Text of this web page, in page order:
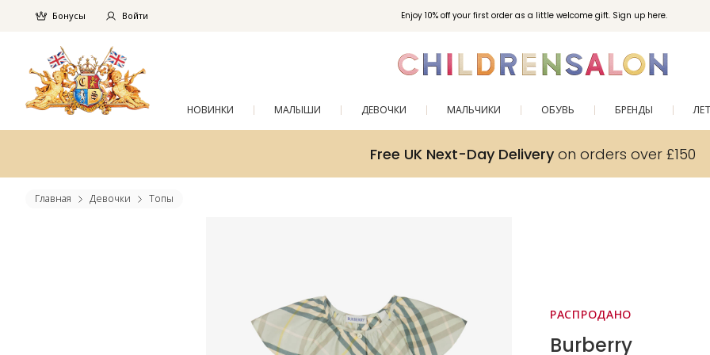
Enjoy 10% off your first order as a little welcome gift. Sign up here.
Бонусы Войти
НОВИНКИ МАЛЫШИ ДЕВОЧКИ МАЛЬЧИКИ ОБУВЬ БРЕНДЫ
Free UK Next-Day Deliveryon orders over £150
Главная Девочки Топы
РАСПРОДАНО
Burberry